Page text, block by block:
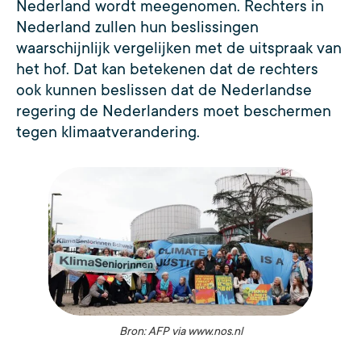
Nederland wordt meegenomen. Rechters in
Nederland zullen hun beslissingen
waarschijnlijk vergelijken met de uitspraak van
het hof. Dat kan betekenen dat de rechters
ook kunnen beslissen dat de Nederlandse
regering de Nederlanders moet beschermen
tegen klimaatverandering.
Bron: AFP via www.nos.nl